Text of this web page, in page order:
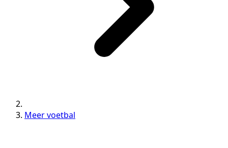
Meer voetbal